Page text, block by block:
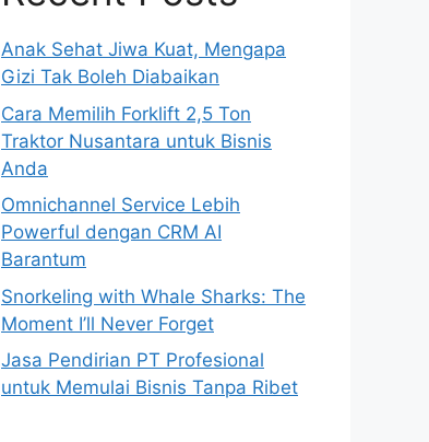
Anak Sehat Jiwa Kuat, Mengapa
Gizi Tak Boleh Diabaikan
Cara Memilih Forklift 2,5 Ton
Traktor Nusantara untuk Bisnis
Anda
Omnichannel Service Lebih
Powerful dengan CRM AI
Barantum
Snorkeling with Whale Sharks: The
Moment I’ll Never Forget
Jasa Pendirian PT Profesional
untuk Memulai Bisnis Tanpa Ribet